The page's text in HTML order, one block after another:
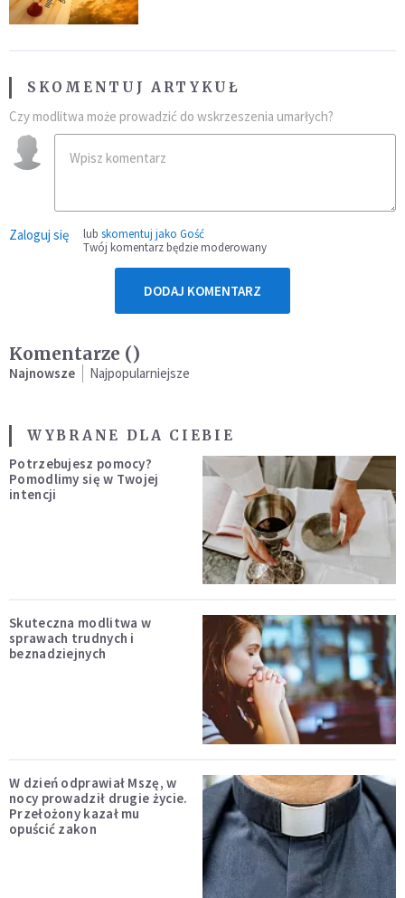
SKOMENTUJ ARTYKUŁ
Czy modlitwa może prowadzić do wskrzeszenia umarłych?
Zaloguj się lub skomentuj jako Gość
Twój komentarz będzie moderowany
DODAJ KOMENTARZ
Komentarze ()
Najnowsze Najpopularniejsze
WYBRANE DLA CIEBIE
Potrzebujesz pomocy?
Pomodlimy się w Twojej
intencji
Skuteczna modlitwa w
sprawach trudnych i
beznadziejnych
W dzień odprawiał Mszę, w
nocy prowadził drugie życie.
Przełożony kazał mu
opuścić zakon